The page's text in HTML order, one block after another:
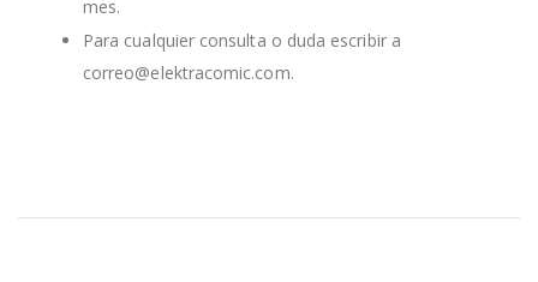
mes.
Para cualquier consulta o duda escribir a
correo@elektracomic.com.